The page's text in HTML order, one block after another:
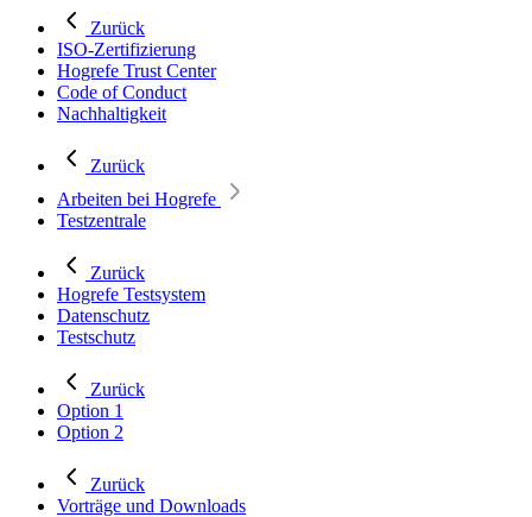
Zurück
ISO-Zertifizierung
Hogrefe Trust Center
Code of Conduct
Nachhaltigkeit
Zurück
Arbeiten bei Hogrefe
Testzentrale
Zurück
Hogrefe Testsystem
Datenschutz
Testschutz
Zurück
Option 1
Option 2
Zurück
Vorträge und Downloads